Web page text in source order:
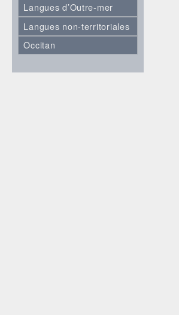
Langues d’Outre-mer
Langues non-territoriales
Occitan